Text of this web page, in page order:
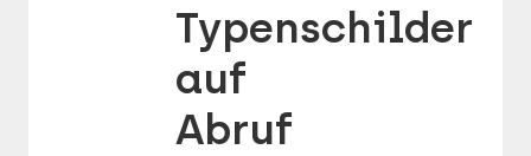
Typenschilder
auf
Abruf